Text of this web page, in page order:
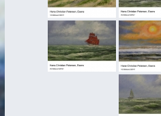
Autoren
Shop
so finden Sie mich
Impressum/Datenschutz